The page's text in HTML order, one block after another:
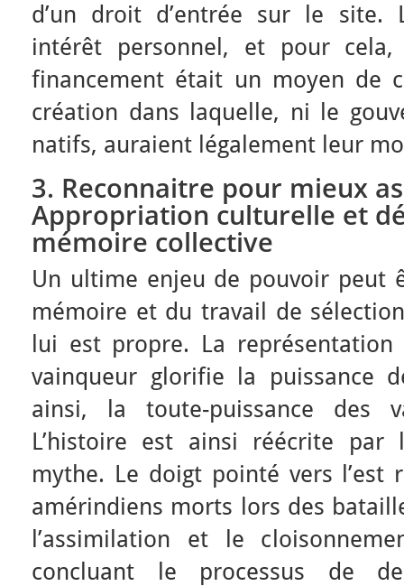
d’un droit d’entrée sur le site.
intérêt personnel, et pour cela,
financement était un moyen de
création dans laquelle, ni le
natifs, auraient légalement leur
3. Reconnaitre pour mieux
Appropriation culturelle et
mémoire collective
Un ultime enjeu de pouvoir peut
mémoire et du travail de
lui est propre. La
vainqueur glorifie la puissance
ainsi, la toute-puissance des
L’histoire est ainsi réécrite
mythe. Le doigt pointé vers l’est
amérindiens morts lors des
l’assimilation et le
concluant le processus de